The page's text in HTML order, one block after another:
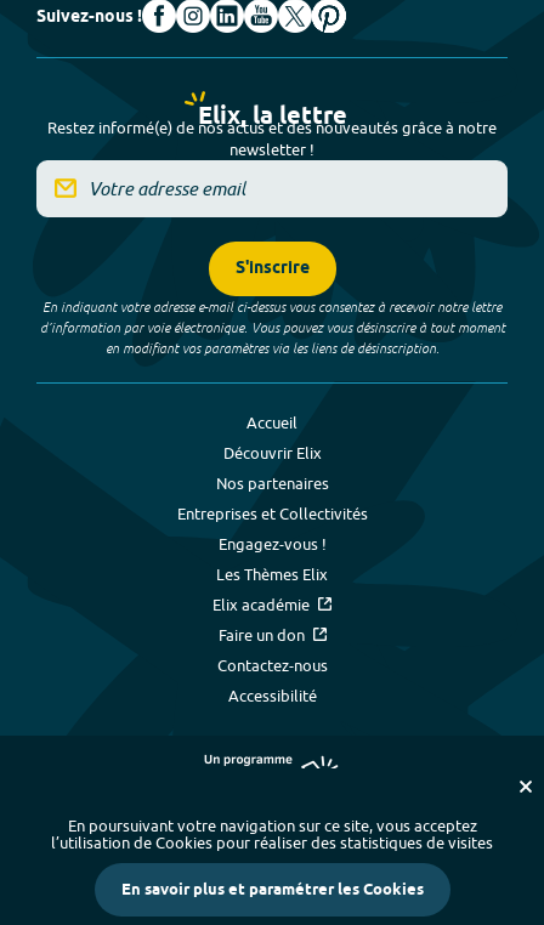
Suivez-nous !
Elix, la lettre
Restez informé(e) de nos actus et des nouveautés grâce à notre
newsletter !
S'inscrire
En indiquant votre adresse e-mail ci-dessus vous consentez à recevoir notre lettre
d’information par voie électronique. Vous pouvez vous désinscrire à tout moment
en modifiant vos paramètres via les liens de désinscription.
Accueil
Découvrir Elix
Nos partenaires
Entreprises et Collectivités
Engagez-vous !
Les Thèmes Elix
Elix académie
Faire un don
Contactez-nous
Accessibilité
Plan du site - Index alphabétique
-
Mentions légales et données personnelles
- Paramétrer les cookies
Crédits
En poursuivant votre navigation sur ce site, vous acceptez
l’utilisation de Cookies pour réaliser des statistiques de visites
En savoir plus et paramétrer les Cookies